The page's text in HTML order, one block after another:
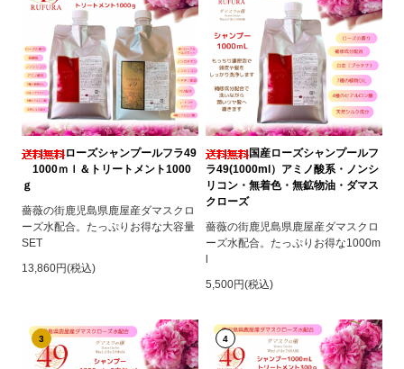
ローズシャンプールフラ49
1000ｍｌ＆トリートメント1000
ｇ
薔薇の街鹿児島県鹿屋産ダマスクロ
ーズ水配合。たっぷりお得な大容量
SET
13,860円(税込)
国産ローズシャンプールフ
ラ49(1000ml）アミノ酸系・ノンシ
リコン・無着色・無鉱物油・ダマス
クローズ
薔薇の街鹿児島県鹿屋産ダマスクロ
ーズ水配合。たっぷりお得な1000m
5,500円(税込)
3 4